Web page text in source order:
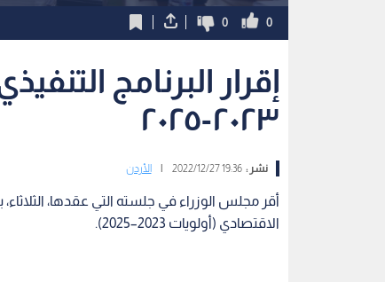
0
0
إقرار البرنامج
٢٠٢٣-٢٠٢٥
نشر :19:36 2022/12/27 الأردن
أقر مجلس الوزراء في جلسته التي عقدها، الثلاثاء،
الاقتصادي (أولويات 2023–2025).